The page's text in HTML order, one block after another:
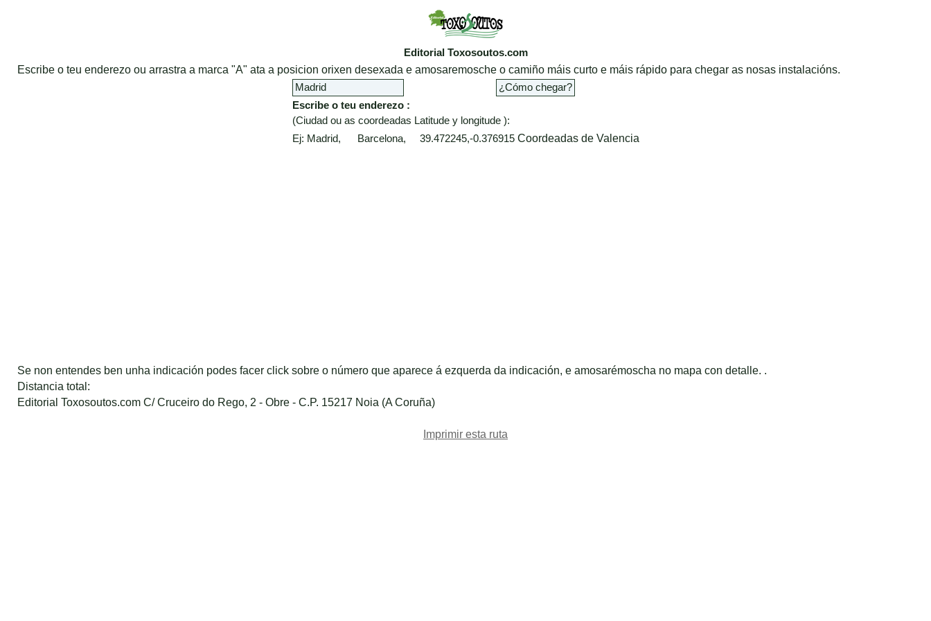
Editorial Toxosoutos.com
Escribe o teu enderezo ou arrastra a marca "A" ata a posicion orixen desexada e amosaremosche o camiño máis curto e máis rápido para chegar as nosas instalacións.
Escribe o teu enderezo :
(Ciudad ou as coordeadas Latitude y longitude ):
Ej: Madrid, Barcelona, 39.472245,-0.376915 Coordeadas de Valencia
Se non entendes ben unha indicación podes facer click sobre o número que aparece á ezquerda da indicación, e amosarémoscha no mapa con detalle. .
Distancia total:
Editorial Toxosoutos.com C/ Cruceiro do Rego, 2 - Obre - C.P. 15217 Noia (A Coruña)
Imprimir esta ruta